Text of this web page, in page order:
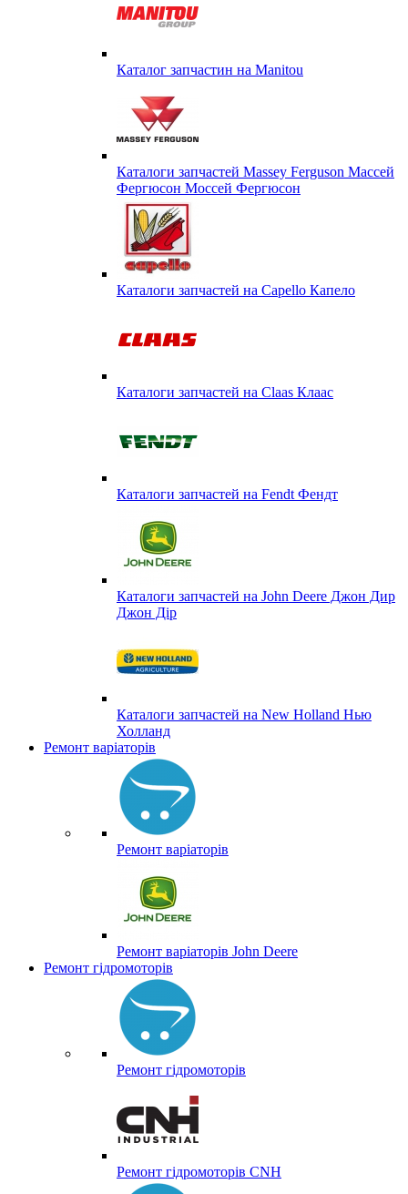
Каталог запчастин на Маnitou
Каталоги запчастей Massey Ferguson Массей
Фергюсон Моссей Фергюсон
Каталоги запчастей на Capello Капело
Каталоги запчастей на Claas Клаас
Каталоги запчастей на Fendt Фендт
Каталоги запчастей на John Deere Джон Дир
Джон Дір
Каталоги запчастей на New Holland Нью
Холланд
Ремонт варіаторів
Ремонт варіаторів
Ремонт варіаторів John Deere
Ремонт гідромоторів
Ремонт гідромоторів
Ремонт гідромоторів CNH